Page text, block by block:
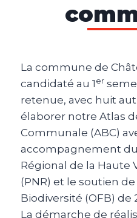
La commune de
candidaté au 1 er
retenue, avec huit
élaborer notre Atlas
Communale (ABC)
accompagnement du
Régional de la Haute
(PNR) et le soutien de
Biodiversité (OFB) de
La démarche de